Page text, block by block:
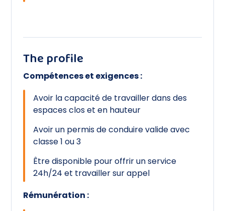
The profile
Compétences et exigences :
Avoir la capacité de travailler dans des
espaces clos et en hauteur
Avoir un permis de conduire valide avec
classe 1 ou 3
Être disponible pour offrir un service
24h/24 et travailler sur appel
Rémunération :